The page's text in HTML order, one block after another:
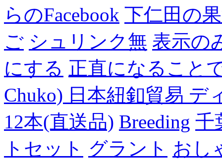
らのFacebook 下仁田の
ご シュリンク無 表示の
にする 正直になること
Chuko) 日本紐釦貿易 デ
12本(直送品) Breeding 千
トセット グラント おし